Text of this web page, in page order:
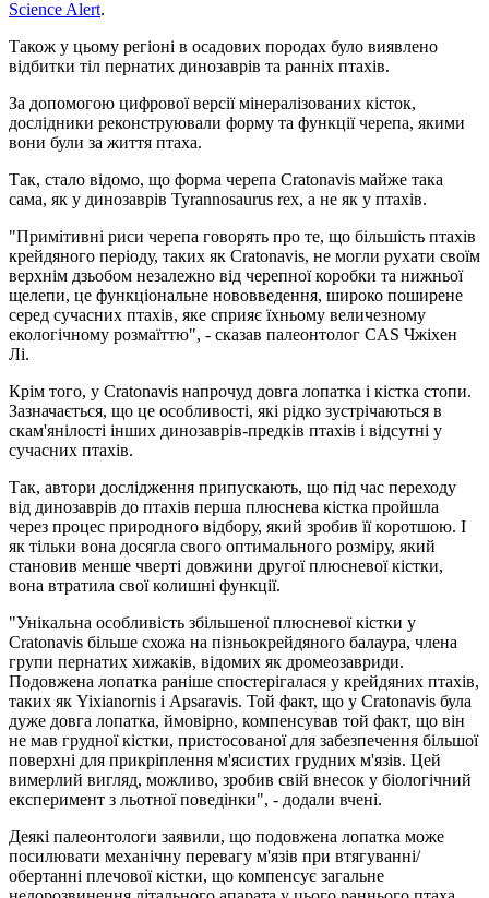
Science Alert.
Також у цьому регіоні в осадових породах було виявлено
відбитки тіл пернатих динозаврів та ранніх птахів.
За допомогою цифрової версії мінералізованих кісток,
дослідники реконструювали форму та функції черепа, якими
вони були за життя птаха.
Так, стало відомо, що форма черепа Cratonavis майже така
сама, як у динозаврів Tyrannosaurus rex, а не як у птахів.
"Примітивні риси черепа говорять про те, що більшість птахів
крейдяного періоду, таких як Cratonavis, не могли рухати своїм
верхнім дзьобом незалежно від черепної коробки та нижньої
щелепи, це функціональне нововведення, широко поширене
серед сучасних птахів, яке сприяє їхньому величезному
екологічному розмаїттю", - сказав палеонтолог CAS Чжіхен
Лі.
Крім того, у Cratonavis напрочуд довга лопатка і кістка стопи.
Зазначається, що це особливості, які рідко зустрічаються в
скам'янілості інших динозаврів-предків птахів і відсутні у
сучасних птахів.
Так, автори дослідження припускають, що під час переходу
від динозаврів до птахів перша плюснева кістка пройшла
через процес природного відбору, який зробив її коротшою. І
як тільки вона досягла свого оптимального розміру, який
становив менше чверті довжини другої плюсневої кістки,
вона втратила свої колишні функції.
"Унікальна особливість збільшеної плюсневої кістки у
Cratonavis більше схожа на пізньокрейдяного балаура, члена
групи пернатих хижаків, відомих як дромеозавриди.
Подовжена лопатка раніше спостерігалася у крейдяних птахів,
таких як Yixianornis і Apsaravis. Той факт, що у Cratonavis була
дуже довга лопатка, ймовірно, компенсував той факт, що він
не мав грудної кістки, пристосованої для забезпечення більшої
поверхні для прикріплення м'ясистих грудних м'язів. Цей
вимерлий вигляд, можливо, зробив свій внесок у біологічний
експеримент з льотної поведінки", - додали вчені.
Деякі палеонтологи заявили, що подовжена лопатка може
посилювати механічну перевагу м'язів при втягуванні/
обертанні плечової кістки, що компенсує загальне